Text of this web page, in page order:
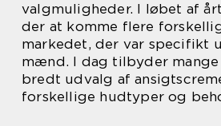
valgmuligheder. I løbet af
der at komme flere
markedet, der var specifikt
mænd. I dag tilbyder
bredt udvalg af
forskellige hudtyper og